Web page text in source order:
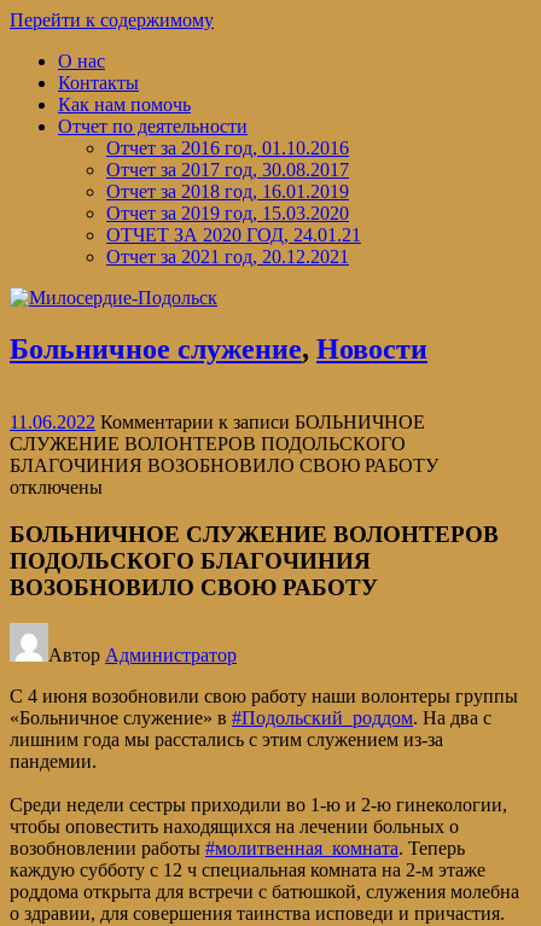
Перейти к содержимому
О нас
Контакты
Как нам помочь
Отчет по деятельности
Отчет за 2016 год, 01.10.2016
Отчет за 2017 год, 30.08.2017
Отчет за 2018 год, 16.01.2019
Отчет за 2019 год, 15.03.2020
ОТЧЕТ ЗА 2020 ГОД, 24.01.21
Отчет за 2021 год, 20.12.2021
Больничное служение, Новости
11.06.2022 Комментарии к записи БОЛЬНИЧНОЕ
СЛУЖЕНИЕ ВОЛОНТЕРОВ ПОДОЛЬСКОГО
БЛАГОЧИНИЯ ВОЗОБНОВИЛО СВОЮ РАБОТУ
отключены
БОЛЬНИЧНОЕ СЛУЖЕНИЕ ВОЛОНТЕРОВ
ПОДОЛЬСКОГО БЛАГОЧИНИЯ
ВОЗОБНОВИЛО СВОЮ РАБОТУ
Автор Администратор
С 4 июня возобновили свою работу наши волонтеры группы
«Больничное служение» в #Подольский_роддом. На два с
лишним года мы расстались с этим служением из-за
пандемии.
Среди недели сестры приходили во 1-ю и 2-ю гинекологии,
чтобы оповестить находящихся на лечении больных о
возобновлении работы #молитвенная_комната. Теперь
каждую субботу с 12 ч специальная комната на 2-м этаже
роддома открыта для встречи с батюшкой, служения молебна
о здравии, для совершения таинства исповеди и причастия.